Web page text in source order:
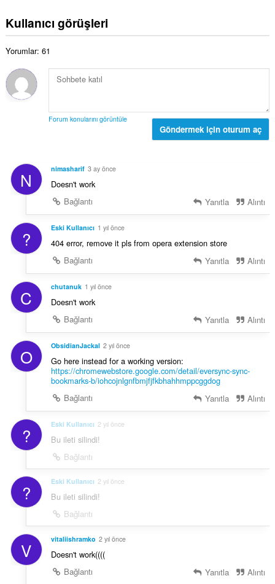
s
ı
y
s
ı
s
p
l
o
y
y
:
Kullanıcı görüşleri
Yorumlar: 61
Forum konularını görüntüle
Göndermek için oturum aç
N nimasharif 3 ay önce
Doesn't work
Bağlantı
Yanıtla Alıntı
? Eski Kullanıcı 1 yıl önce
404 error, remove it pls from opera extension store
Bağlantı
Yanıtla Alıntı
C chutanuk 1 yıl önce
Doesn't work
Bağlantı
Yanıtla Alıntı
O ObsidianJackal 2 yıl önce
Go here instead for a working version:
https://chromewebstore.google.com/detail/eversync-sync-
bookmarks-b/iohcojnlgnfbmjfjfkbhahhmppcggdog
Bağlantı
Yanıtla Alıntı
? Eski Kullanıcı 2 yıl önce
Bu ileti silindi!
Bağlantı
? Eski Kullanıcı 2 yıl önce
Bu ileti silindi!
Bağlantı
V vitaliishramko 2 yıl önce
Doesn't work((((
Bağlantı
Yanıtla Alıntı